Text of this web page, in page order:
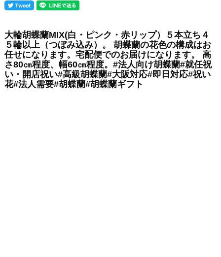
大輪胡蝶蘭MIX(白・ピンク・赤リップ）５本立ち４
５輪以上（つぼみ込み）。 胡蝶蘭の花色の構成はお
任せになります。宅配便でのお届けになります。 高
さ80㎝程度、幅60㎝程度。#法人向け胡蝶蘭#就任祝
い・開店祝い#高級胡蝶蘭#大阪対応#即日対応#祝い
花#法人需要#胡蝶蘭#胡蝶蘭ギフト